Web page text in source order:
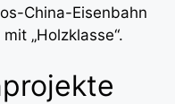
China-Eisenbahn
„Holzklasse“.